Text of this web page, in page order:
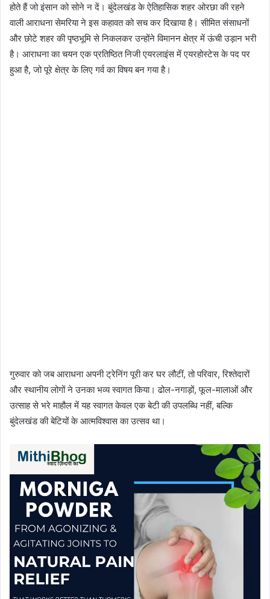
होते हैं जो इंसान को सोने न दें। बुंदेलखंड के ऐतिहासिक शहर ओरछा की रहने
वाली आराधना सेमरिया ने इस कहावत को सच कर दिखाया है। सीमित संसाधनों
और छोटे शहर की पृष्ठभूमि से निकलकर उन्होंने विमानन क्षेत्र में ऊंची उड़ान भरी
है। आराधना का चयन एक प्रतिष्ठित निजी एयरलाइंस में एयरहोस्टेस के पद पर
हुआ है, जो पूरे क्षेत्र के लिए गर्व का विषय बन गया है।
गुरुवार को जब आराधना अपनी ट्रेनिंग पूरी कर घर लौटीं, तो परिवार, रिश्तेदारों
और स्थानीय लोगों ने उनका भव्य स्वागत किया। ढोल-नगाड़ों, फूल-मालाओं और
उत्साह से भरे माहौल में यह स्वागत केवल एक बेटी की उपलब्धि नहीं, बल्कि
बुंदेलखंड की बेटियों के आत्मविश्वास का उत्सव था।